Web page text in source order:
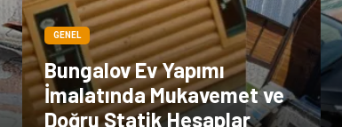
GENEL
Bungalov Ev Yapımı
İmalatında Mukavemet ve
Doğru Statik Hesaplar